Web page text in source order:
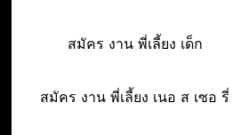
สมัคร งาน พี่เลี้ยง เด็ก
สมัคร งาน พี่เลี้ยง เนอ ส เซอ รี่